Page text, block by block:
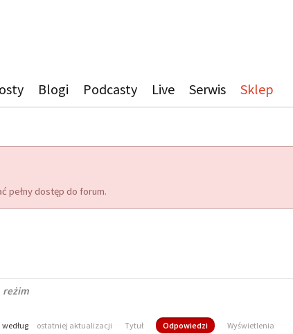
Blogi Podcasty Live Serwis Sklep
pełny dostęp do forum.
reżim
według ostatniej aktualizacji Tytuł Odpowiedzi Wyświetlenia